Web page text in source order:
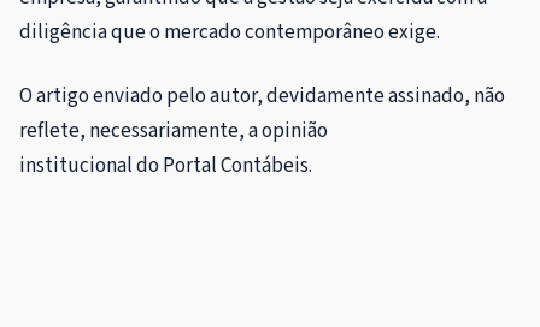
diligência que o mercado contemporâneo exige.
O artigo enviado pelo autor, devidamente assinado, não
reflete, necessariamente, a opinião
institucional do Portal Contábeis.